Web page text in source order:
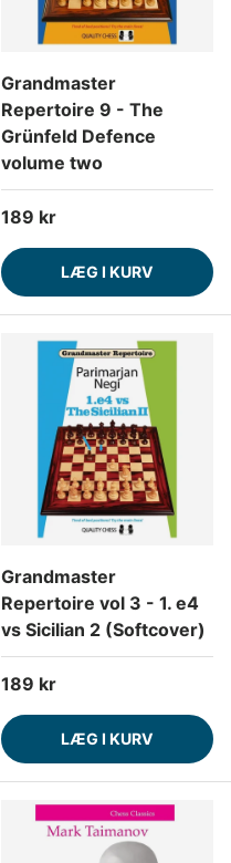
Grandmaster
Repertoire 9 - The
Grünfeld Defence
volume two
Normalpris
189 kr
LÆG I KURV
Grandmaster
Repertoire vol 3 - 1. e4
vs Sicilian 2 (Softcover)
Normalpris
189 kr
LÆG I KURV